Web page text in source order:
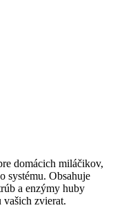
domácich miláčikov,
systému. Obsahuje
a enzýmy huby
zvierat.